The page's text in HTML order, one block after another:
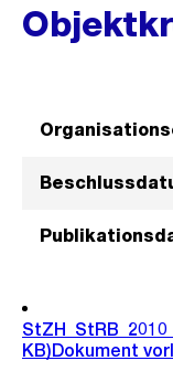
KB)Dokument